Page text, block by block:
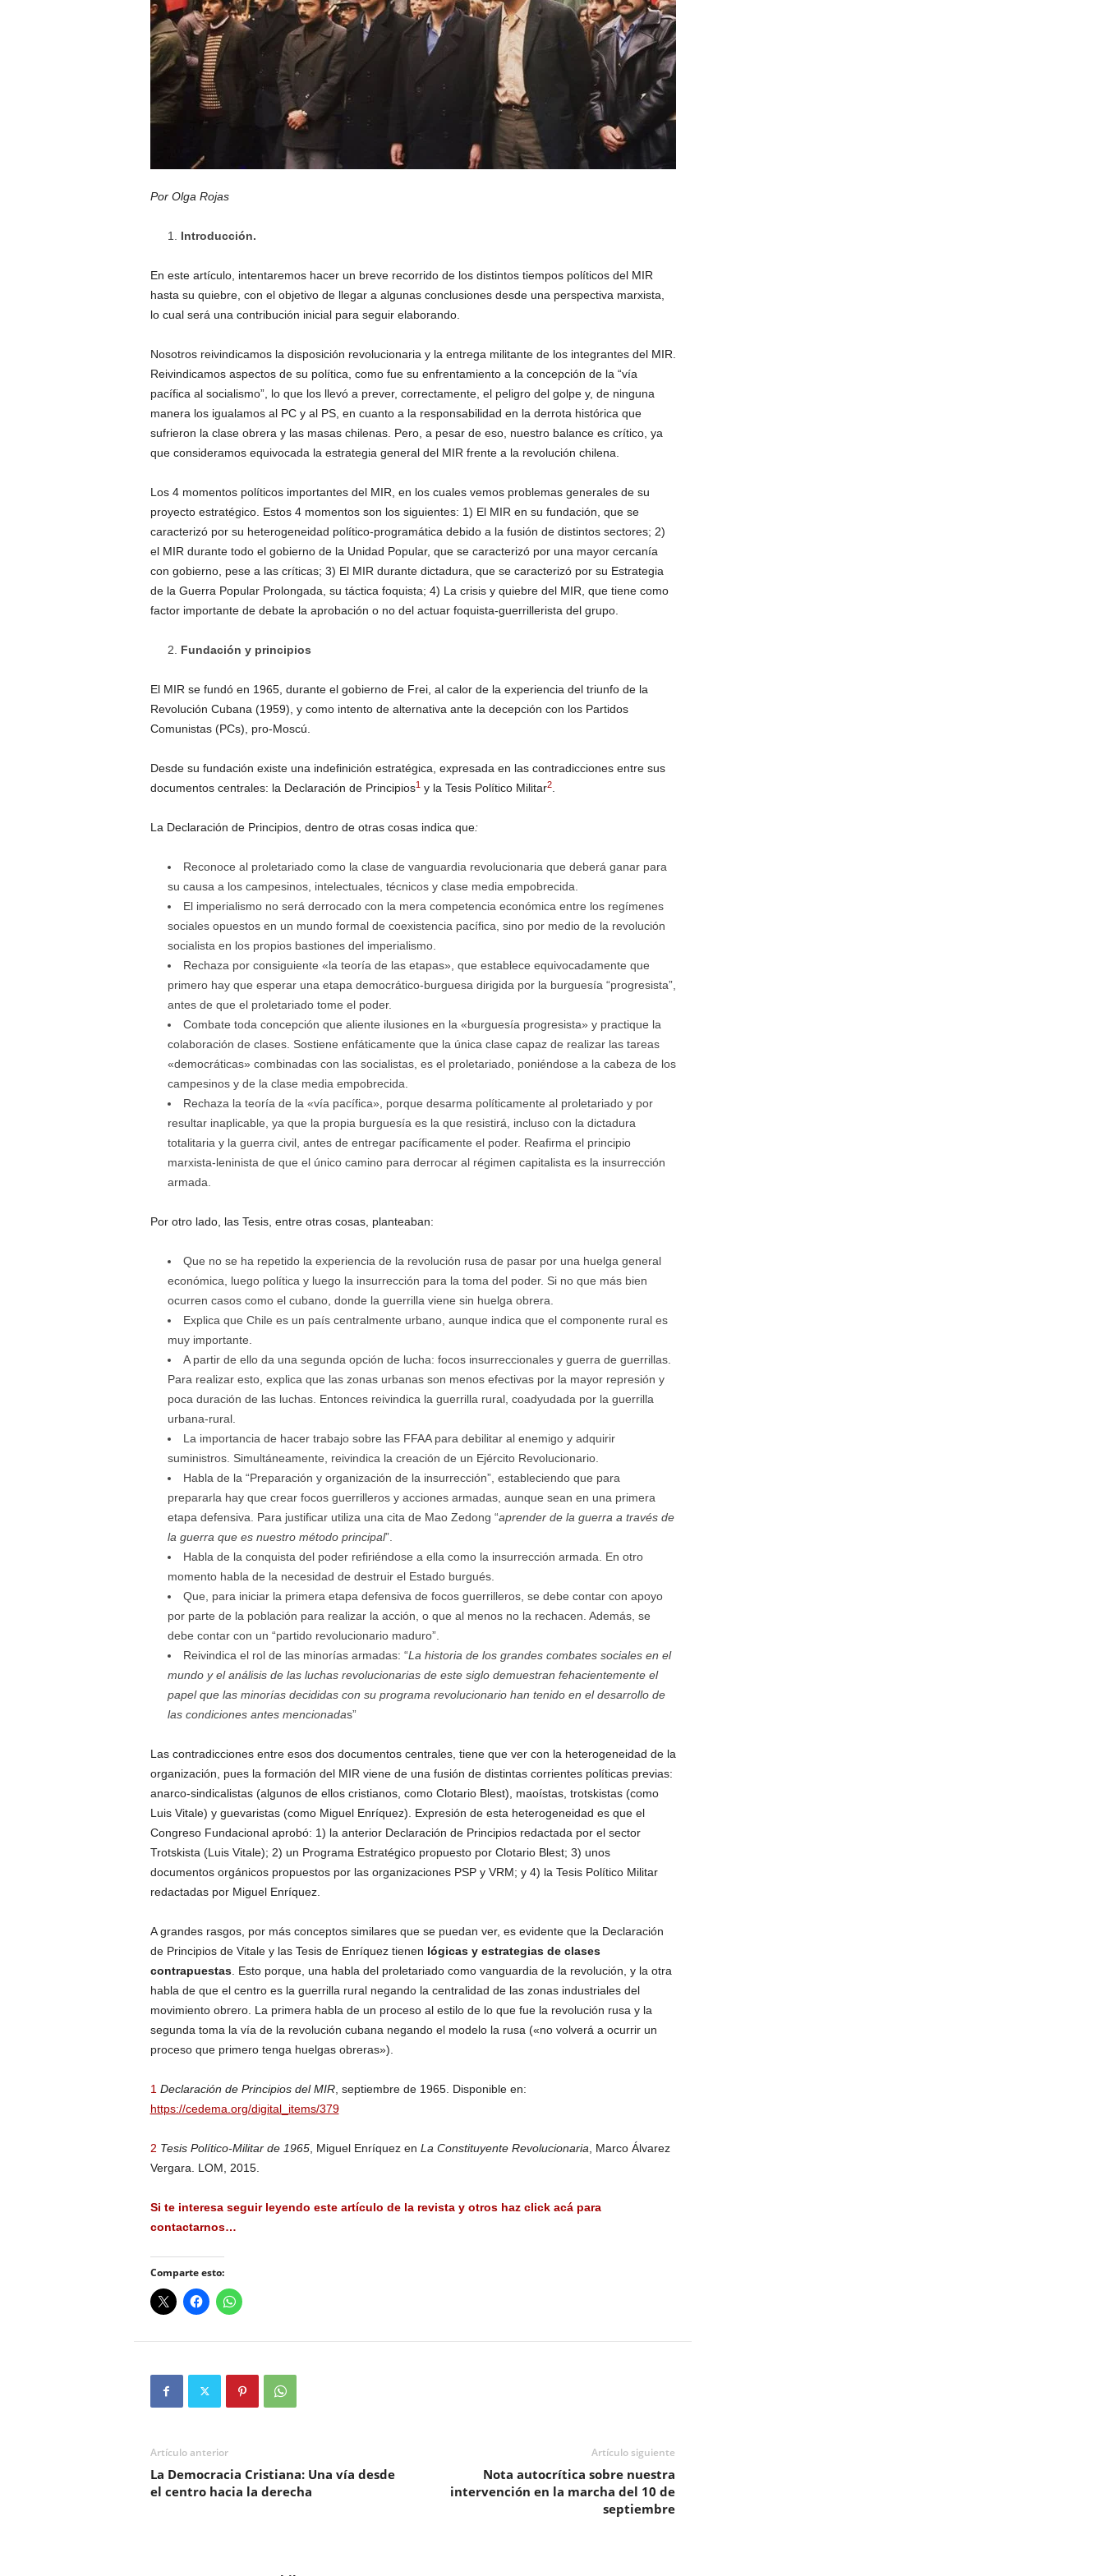
Por Olga Rojas
Introducción.
En este artículo, intentaremos hacer un breve recorrido de los distintos tiempos políticos del MIR
hasta su quiebre, con el objetivo de llegar a algunas conclusiones desde una perspectiva marxista,
lo cual será una contribución inicial para seguir elaborando.
Nosotros reivindicamos la disposición revolucionaria y la entrega militante de los integrantes del MIR.
Reivindicamos aspectos de su política, como fue su enfrentamiento a la concepción de la “vía
pacífica al socialismo”, lo que los llevó a prever, correctamente, el peligro del golpe y, de ninguna
manera los igualamos al PC y al PS, en cuanto a la responsabilidad en la derrota histórica que
sufrieron la clase obrera y las masas chilenas. Pero, a pesar de eso, nuestro balance es crítico, ya
que consideramos equivocada la estrategia general del MIR frente a la revolución chilena.
Los 4 momentos políticos importantes del MIR, en los cuales vemos problemas generales de su
proyecto estratégico. Estos 4 momentos son los siguientes: 1) El MIR en su fundación, que se
caracterizó por su heterogeneidad político-programática debido a la fusión de distintos sectores; 2)
el MIR durante todo el gobierno de la Unidad Popular, que se caracterizó por una mayor cercanía
con gobierno, pese a las críticas; 3) El MIR durante dictadura, que se caracterizó por su Estrategia
de la Guerra Popular Prolongada, su táctica foquista; 4) La crisis y quiebre del MIR, que tiene como
factor importante de debate la aprobación o no del actuar foquista-guerrillerista del grupo.
Fundación y principios
El MIR se fundó en 1965, durante el gobierno de Frei, al calor de la experiencia del triunfo de la
Revolución Cubana (1959), y como intento de alternativa ante la decepción con los Partidos
Comunistas (PCs), pro-Moscú.
Desde su fundación existe una indefinición estratégica, expresada en las contradicciones entre sus
documentos centrales: la Declaración de Principios1y la Tesis Político Militar2.
La Declaración de Principios, dentro de otras cosas indica que:
Reconoce al proletariado como la clase de vanguardia revolucionaria que deberá ganar para
su causa a los campesinos, intelectuales, técnicos y clase media empobrecida.
El imperialismo no será derrocado con la mera competencia económica entre los regímenes
sociales opuestos en un mundo formal de coexistencia pacífica, sino por medio de la revolución
socialista en los propios bastiones del imperialismo.
Rechaza por consiguiente «la teoría de las etapas», que establece equivocadamente que
primero hay que esperar una etapa democrático-burguesa dirigida por la burguesía “progresista”,
antes de que el proletariado tome el poder.
Combate toda concepción que aliente ilusiones en la «burguesía progresista» y practique la
colaboración de clases. Sostiene enfáticamente que la única clase capaz de realizar las tareas
«democráticas» combinadas con las socialistas, es el proletariado, poniéndose a la cabeza de los
campesinos y de la clase media empobrecida.
Rechaza la teoría de la «vía pacífica», porque desarma políticamente al proletariado y por
resultar inaplicable, ya que la propia burguesía es la que resistirá, incluso con la dictadura
totalitaria y la guerra civil, antes de entregar pacíficamente el poder. Reafirma el principio
marxista-leninista de que el único camino para derrocar al régimen capitalista es la insurrección
armada.
Por otro lado, las Tesis, entre otras cosas, planteaban:
Que no se ha repetido la experiencia de la revolución rusa de pasar por una huelga general
económica, luego política y luego la insurrección para la toma del poder. Si no que más bien
ocurren casos como el cubano, donde la guerrilla viene sin huelga obrera.
Explica que Chile es un país centralmente urbano, aunque indica que el componente rural es
muy importante.
A partir de ello da una segunda opción de lucha: focos insurreccionales y guerra de guerrillas.
Para realizar esto, explica que las zonas urbanas son menos efectivas por la mayor represión y
poca duración de las luchas. Entonces reivindica la guerrilla rural, coadyudada por la guerrilla
urbana-rural.
La importancia de hacer trabajo sobre las FFAA para debilitar al enemigo y adquirir
suministros. Simultáneamente, reivindica la creación de un Ejército Revolucionario.
Habla de la “Preparación y organización de la insurrección”, estableciendo que para
prepararla hay que crear focos guerrilleros y acciones armadas, aunque sean en una primera
etapa defensiva. Para justificar utiliza una cita de Mao Zedong “aprender de la guerra a través de
la guerra que es nuestro método principal”.
Habla de la conquista del poder refiriéndose a ella como la insurrección armada. En otro
momento habla de la necesidad de destruir el Estado burgués.
Que, para iniciar la primera etapa defensiva de focos guerrilleros, se debe contar con apoyo
por parte de la población para realizar la acción, o que al menos no la rechacen. Además, se
debe contar con un “partido revolucionario maduro”.
Reivindica el rol de las minorías armadas: “La historia de los grandes combates sociales en el
mundo y el análisis de las luchas revolucionarias de este siglo demuestran fehacientemente el
papel que las minorías decididas con su programa revolucionario han tenido en el desarrollo de
las condiciones antes mencionadas”
Las contradicciones entre esos dos documentos centrales, tiene que ver con la heterogeneidad de la
organización, pues la formación del MIR viene de una fusión de distintas corrientes políticas previas:
anarco-sindicalistas (algunos de ellos cristianos, como Clotario Blest), maoístas, trotskistas (como
Luis Vitale) y guevaristas (como Miguel Enríquez). Expresión de esta heterogeneidad es que el
Congreso Fundacional aprobó: 1) la anterior Declaración de Principios redactada por el sector
Trotskista (Luis Vitale); 2) un Programa Estratégico propuesto por Clotario Blest; 3) unos
documentos orgánicos propuestos por las organizaciones PSP y VRM; y 4) la Tesis Político Militar
redactadas por Miguel Enríquez.
A grandes rasgos, por más conceptos similares que se puedan ver, es evidente que la Declaración
de Principios de Vitale y las Tesis de Enríquez tienen lógicas y estrategias de clases
contrapuestas. Esto porque, una habla del proletariado como vanguardia de la revolución, y la otra
habla de que el centro es la guerrilla rural negando la centralidad de las zonas industriales del
movimiento obrero. La primera habla de un proceso al estilo de lo que fue la revolución rusa y la
segunda toma la vía de la revolución cubana negando el modelo la rusa («no volverá a ocurrir un
proceso que primero tenga huelgas obreras»).
1 Declaración de Principios del MIR, septiembre de 1965. Disponible en:
https://cedema.org/digital_items/379
2 Tesis Político-Militar de 1965, Miguel Enríquez en La Constituyente Revolucionaria , Marco Álvarez
Vergara. LOM, 2015.
Si te interesa seguir leyendo este artículo de la revista y otros haz click acá para
contactarnos…
Comparte esto:
Artículo anterior
La Democracia Cristiana: Una vía desde
el centro hacia la derecha
Artículo siguiente
Nota autocrítica sobre nuestra
intervención en la marcha del 10 de
septiembre